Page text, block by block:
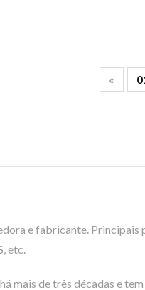
«
e fabricante.
etc.
mais de três décadas e